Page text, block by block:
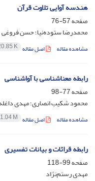
هندسه آوایی تلاوت قرآن
صفحه57-76
محمدرضا ستوده‌نیا؛ حسن فروغی
مشاهده مقاله اصل مقاله K
رابطه معناشناسی با آواشناسی
صفحه77-98
محمود شکیب انصاری؛ مهدی
مشاهده مقاله اصل مقاله 1.04 M
رابطه قرائات و بیانات تفسیری
صفحه99-118
مهدی رستم‌نژاد